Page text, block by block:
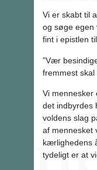
Vi er skabt til
og søge egen
fint i epistlen
”Vær
fremmest skal
Vi mennesker
det indbyrdes
voldens slag
af mennesket
kærlighedens
tydeligt er at